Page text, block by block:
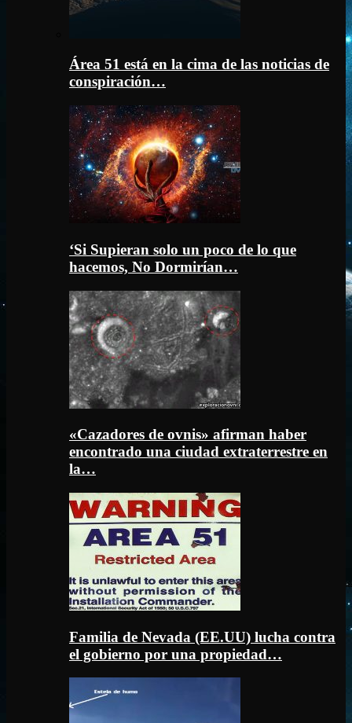
Área 51 está en la cima de las noticias de
conspiración…
‘Si Supieran solo un poco de lo que
hacemos, No Dormirían…
«Cazadores de ovnis» afirman haber
encontrado una ciudad extraterrestre en
la…
Familia de Nevada (EE.UU) lucha contra
el gobierno por una propiedad…